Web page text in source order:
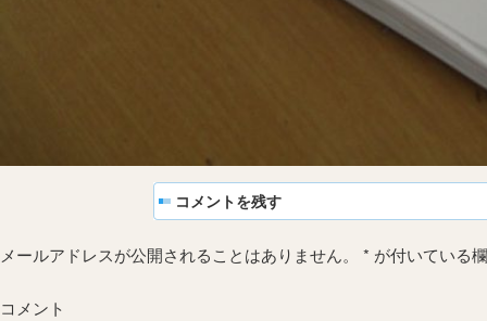
コメントを残す
メールアドレスが公開されることはありません。 * が付いている
コメント